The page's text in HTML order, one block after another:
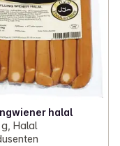
halal
Halal